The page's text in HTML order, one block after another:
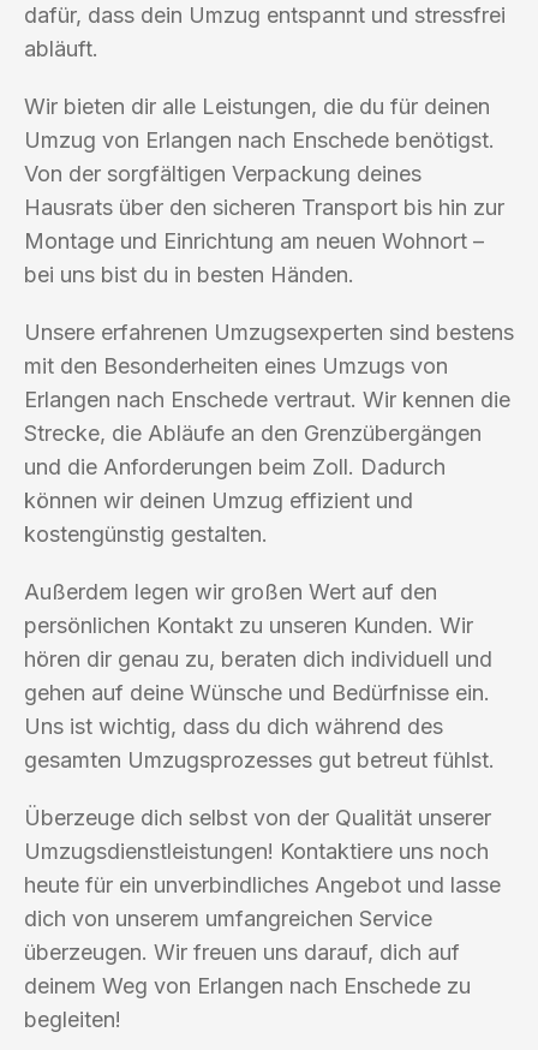
dafür, dass dein Umzug entspannt und stressfrei
abläuft.
Wir bieten dir alle Leistungen, die du für deinen
Umzug von Erlangen nach Enschede benötigst.
Von der sorgfältigen Verpackung deines
Hausrats über den sicheren Transport bis hin zur
Montage und Einrichtung am neuen Wohnort –
bei uns bist du in besten Händen.
Unsere erfahrenen Umzugsexperten sind bestens
mit den Besonderheiten eines Umzugs von
Erlangen nach Enschede vertraut. Wir kennen die
Strecke, die Abläufe an den Grenzübergängen
und die Anforderungen beim Zoll. Dadurch
können wir deinen Umzug effizient und
kostengünstig gestalten.
Außerdem legen wir großen Wert auf den
persönlichen Kontakt zu unseren Kunden. Wir
hören dir genau zu, beraten dich individuell und
gehen auf deine Wünsche und Bedürfnisse ein.
Uns ist wichtig, dass du dich während des
gesamten Umzugsprozesses gut betreut fühlst.
Überzeuge dich selbst von der Qualität unserer
Umzugsdienstleistungen! Kontaktiere uns noch
heute für ein unverbindliches Angebot und lasse
dich von unserem umfangreichen Service
überzeugen. Wir freuen uns darauf, dich auf
deinem Weg von Erlangen nach Enschede zu
begleiten!